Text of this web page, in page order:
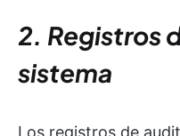
2. Registros
sistema
Los registros de